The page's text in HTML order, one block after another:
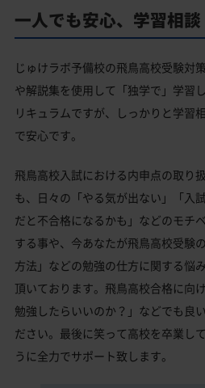
一人でも安心、学習相談
じゅけラボ予備校の飛鳥高校受験対
や解説集を使用して「独学で」学習
リキュラムですが、しっかりと学習
で安心です。
飛鳥高校入試における内申点の取り
も、日々の「やる気が出ない」「入
だと不合格になるかも」などのモチ
する事や、今あなたが飛鳥高校受験
方法」などの勉強の仕方に関する悩
頂いております。飛鳥高校合格に向
勉強したらいいのか？」などでも良
ださい。最後に笑って高校を卒業し
うに全力でサポート致します。